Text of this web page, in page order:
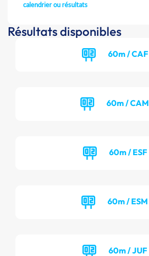
calendrier ou résultats
Résultats disponibles
60m / CAF
60m / CAM
60m / ESF
60m / ESM
60m / JUF